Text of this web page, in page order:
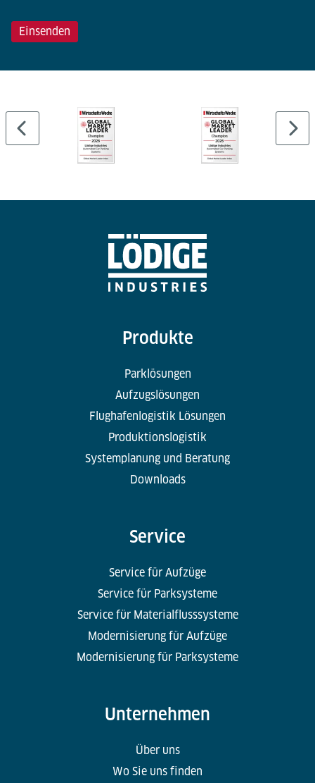
Produkte
Parklösungen
Aufzugslösungen
Flughafenlogistik Lösungen
Produktionslogistik
Systemplanung und Beratung
Downloads
Service
Service für Aufzüge
Service für Parksysteme
Service für Materialflusssysteme
Modernisierung für Aufzüge
Modernisierung für Parksysteme
Unternehmen
Über uns
Wo Sie uns finden